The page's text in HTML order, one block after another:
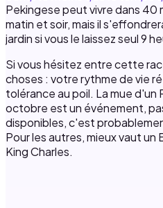
Pekingese peut vivre dans 40
matin et soir, mais il
jardin si vous le laissez seul 9
Si vous hésitez entre cette
choses : votre rythme de vie
tolérance au poil. La mue d'un
octobre est un événement,
disponibles, c'est
Pour les autres, mieux vaut un
King Charles.